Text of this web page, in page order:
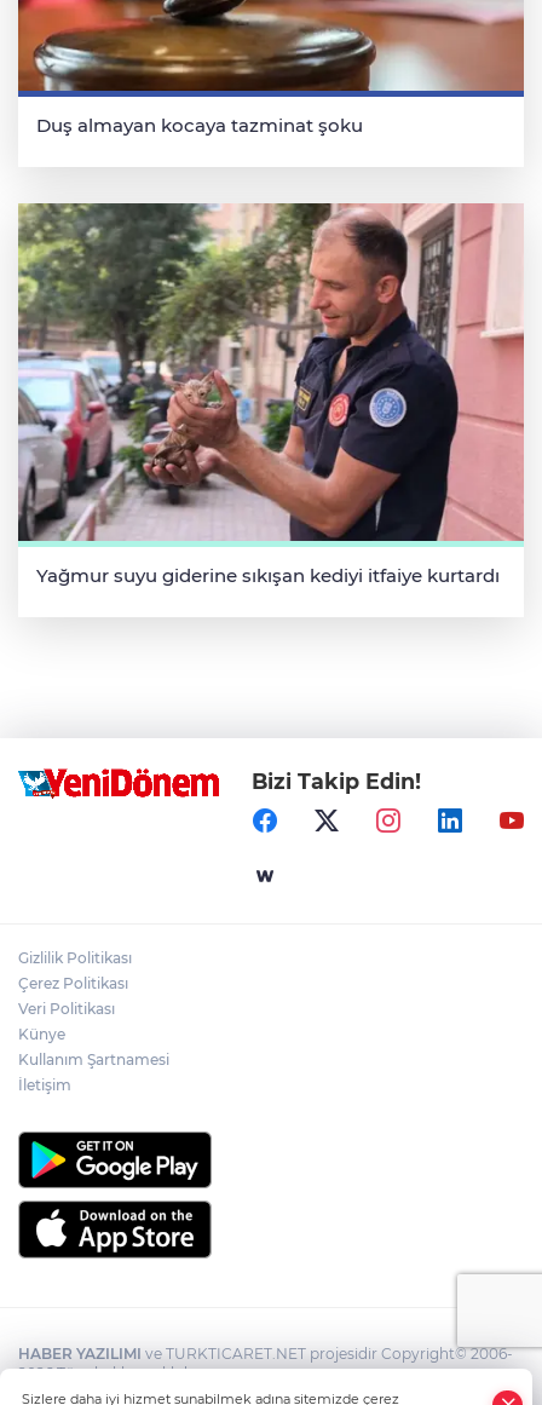
Duş almayan kocaya tazminat şoku
Yağmur suyu giderine sıkışan kediyi itfaiye kurtardı
Bizi Takip Edin!
Gizlilik Politikası
Çerez Politikası
Veri Politikası
Künye
Kullanım Şartnamesi
İletişim
HABER YAZILIMI ve TURKTICARET.NET projesidir Copyright© 2006-
2026 Tüm hakları saklıdır.
Sizlere daha iyi hizmet sunabilmek adına sitemizde çerez